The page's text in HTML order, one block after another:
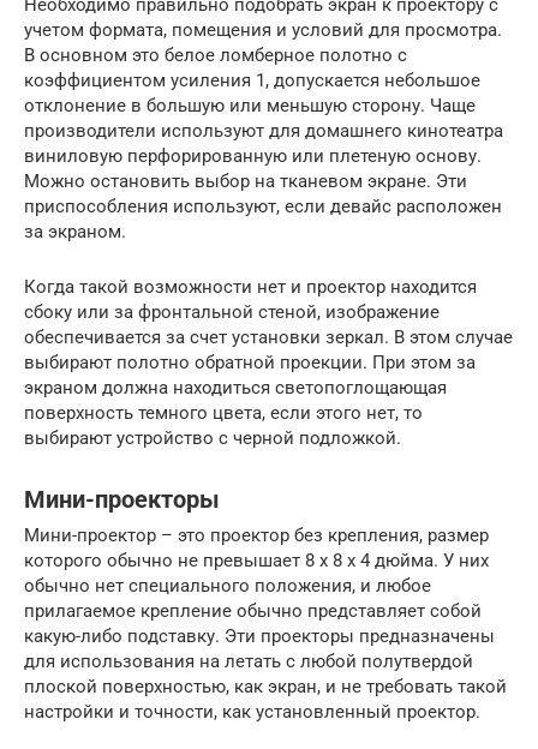
Необходимо правильно подобрать экран к проектору с
учетом формата, помещения и условий для просмотра.
В основном это белое ломберное полотно с
коэффициентом усиления 1, допускается небольшое
отклонение в большую или меньшую сторону. Чаще
производители используют для домашнего кинотеатра
виниловую перфорированную или плетеную основу.
Можно остановить выбор на тканевом экране. Эти
приспособления используют, если девайс расположен
за экраном.
Когда такой возможности нет и проектор находится
сбоку или за фронтальной стеной, изображение
обеспечивается за счет установки зеркал. В этом случае
выбирают полотно обратной проекции. При этом за
экраном должна находиться светопоглощающая
поверхность темного цвета, если этого нет, то
выбирают устройство с черной подложкой.
Мини-проекторы
Мини-проектор – это проектор без крепления, размер
которого обычно не превышает 8 x 8 x 4 дюйма. У них
обычно нет специального положения, и любое
прилагаемое крепление обычно представляет собой
какую-либо подставку. Эти проекторы предназначены
для использования на летать с любой полутвердой
плоской поверхностью, как экран, и не требовать такой
настройки и точности, как установленный проектор.